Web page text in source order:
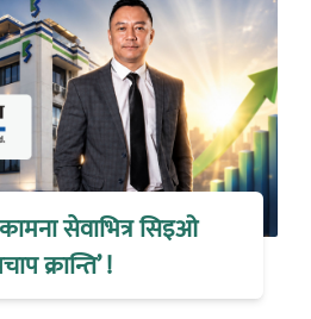
सेवाभित्र सिइओ
क्रान्ति’ !